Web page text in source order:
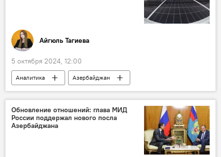
Айгюль Тагиева
5 октября 2024, 12:00
Аналитика
Азербайджан
Экономика
энергетика
Министерство энергетики АР
"зеленая" энергия
"зеленая энергетика"
Восточный Зангезур
Обновление отношений: глава МИД
России поддержал нового посла
Азербайджана